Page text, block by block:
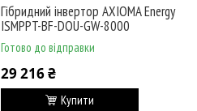
Гібридний інвертор AXIOMA Energy
ISMPPT-BF-DOU-GW-8000
Готово до відправки
29 216 ₴
Купити